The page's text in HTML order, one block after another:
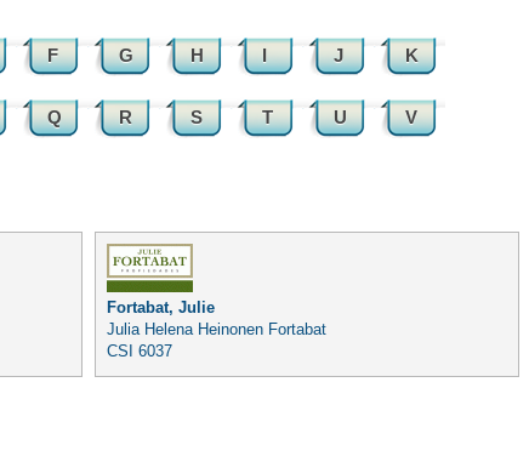
F G H I J K
Q R S T U V
Fortabat, Julie
Julia Helena Heinonen Fortabat
CSI 6037